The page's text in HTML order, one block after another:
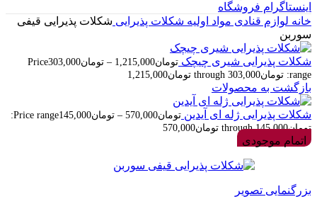
اینستاگرام فروشگاه
خانه لوازم قنادی مواد اولیه شکلات پذیرایی شکلات پذیرایی قیفی
سوربن
شکلات پذیرایی شیری چیچک تومان1,215,000
– تومان303,000
Price
range: تومان303,000 through تومان1,215,000
بازگشت به محصولات
شکلات پذیرایی ژله ای آیدین تومان570,000
– تومان145,000
Price range:
تومان145,000 through تومان570,000
اتمام موجودی
بزرگنمایی تصویر